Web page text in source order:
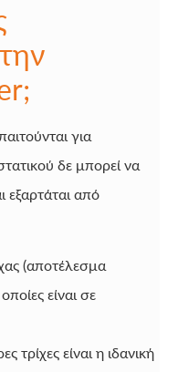
για
δε μπορεί να
εξαρτάται από
(αποτέλεσμα
είναι σε
τρίχες είναι η ιδανική